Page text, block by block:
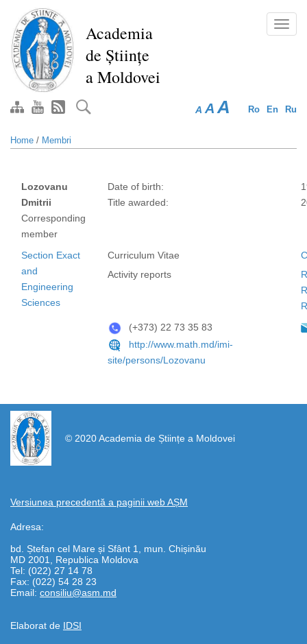
main
content
Academia
de Științe
a Moldovei
Ro En Ru
A A A
Home / Membri
Lozovanu
Dmitrii
Corresponding
member
Date of birth:
Title awarded:
Section Exact
and
Engineering
Sciences
Curriculum Vitae
Activity reports
(+373) 22 73 35 83
http://www.math.md/imi-
site/persons/Lozovanu
© 2020 Academia de Științe a Moldovei
Versiunea precedentă a paginii web AȘM
Adresa:
bd. Ștefan cel Mare și Sfânt 1, mun. Chișinău
MD 2001, Republica Moldova
Tel: (022) 27 14 78
Fax: (022) 54 28 23
Email: consiliu@asm.md
Elaborat de IDSI
https://propletenie.ru/